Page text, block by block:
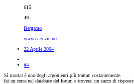
615
49
Bergamo
www.calvizie.net
22 Aprile 2004
#4
Sì mortal è uno degli argomenti più trattati costantemente.
fai un cerca nel database del forum e troverai un sacco di risposte